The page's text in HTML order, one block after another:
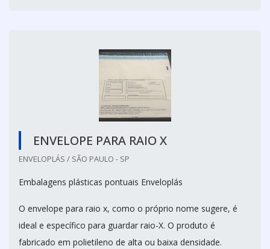
ENVELOPE PARA RAIO X
ENVELOPLÁS / SÃO PAULO - SP
Embalagens plásticas pontuais Enveloplás
O envelope para raio x, como o próprio nome sugere, é
ideal e específico para guardar raio-X. O produto é
fabricado em polietileno de alta ou baixa densidade.